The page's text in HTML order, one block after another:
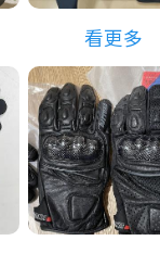
看更多